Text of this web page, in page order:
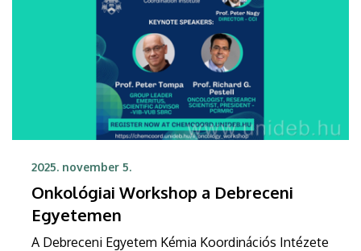
2025. november 5.
Onkológiai Workshop a Debreceni
Egyetemen
A Debreceni Egyetem Kémia Koordinációs Intézete